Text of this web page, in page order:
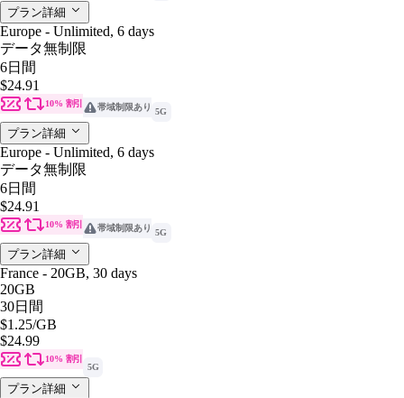
プラン詳細
Europe - Unlimited, 6 days
データ無制限
6日間
$24.91
10% 割引 帯域制限あり 5G
プラン詳細
Europe - Unlimited, 6 days
データ無制限
6日間
$24.91
10% 割引 帯域制限あり 5G
プラン詳細
France - 20GB, 30 days
20GB
30日間
$1.25/GB
$24.99
10% 割引
5G
プラン詳細